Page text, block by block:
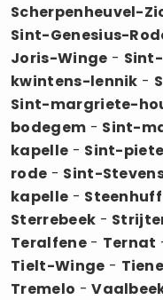
Scherpenheuvel-
Sint-Genesius-
Joris-Winge -
kwintens-lennik -
Sint-margriete-
bodegem - Sint-
kapelle - Sint-
rode - Sint-
kapelle -
Sterrebeek -
Teralfene- Ternat
Tielt-Winge -
Tremelo -